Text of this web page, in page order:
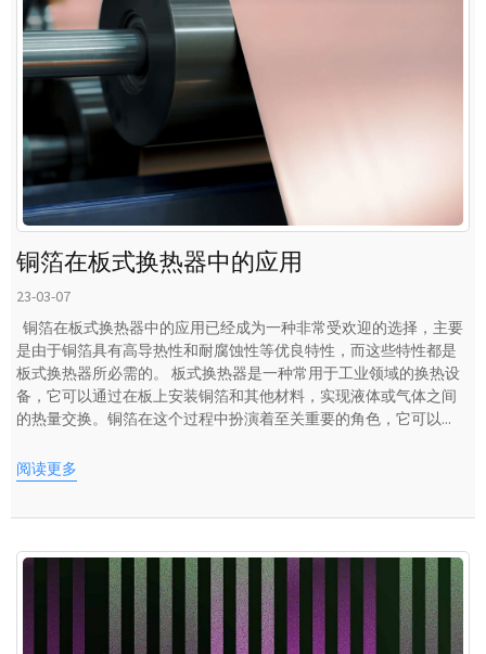
铜箔在板式换热器中的应用
23-03-07
铜箔在板式换热器中的应用已经成为一种非常受欢迎的选择，主要
是由于铜箔具有高导热性和耐腐蚀性等优良特性，而这些特性都是
板式换热器所必需的。 板式换热器是一种常用于工业领域的换热设
备，它可以通过在板上安装铜箔和其他材料，实现液体或气体之间
的热量交换。铜箔在这个过程中扮演着至关重要的角色，它可以...
阅读更多